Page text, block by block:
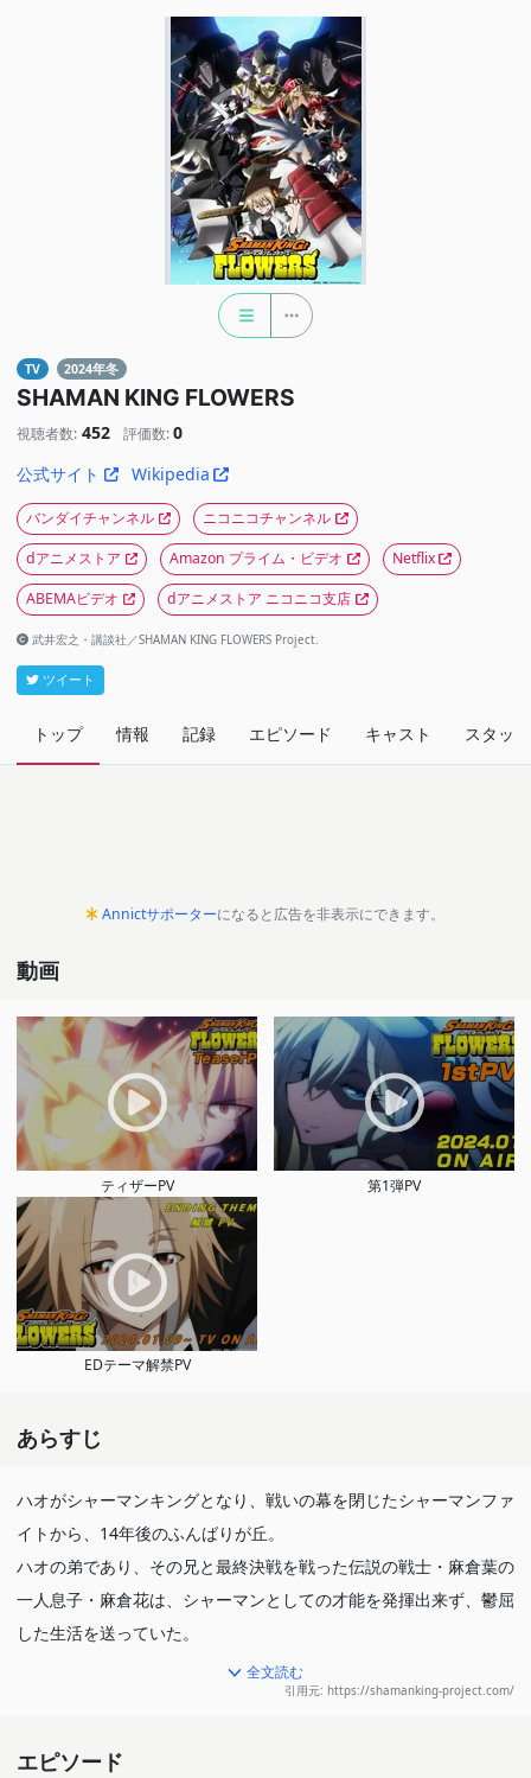
TV 2024年冬
SHAMAN KING FLOWERS
視聴者数: 452 評価数: 0
公式サイト
Wikipedia
バンダイチャンネル
ニコニコチャンネル
dアニメストア
Amazon プライム・ビデオ
Netflix
ABEMAビデオ
dアニメストア ニコニコ支店
武井宏之・講談社／SHAMAN KING FLOWERS Project.
ツイート
トップ 情報 記録 エピソード キャスト スタッフ
Annictサポーターになると広告を非表示にできます。
動画
ティザーPV 第1弾PV
EDテーマ解禁PV
あらすじ
ハオがシャーマンキングとなり、戦いの幕を閉じたシャーマンファ
イトから、14年後のふんばりが丘。
ハオの弟であり、その兄と最終決戦を戦った伝説の戦士・麻倉葉の
一人息子・麻倉花は、シャーマンとしての才能を発揮出来ず、鬱屈
した生活を送っていた。
その花の前に、もうひとつの麻倉家を名乗る二人が現れ…。
次世代シャーマン達の物語が幕を開ける！
全文読む
引用元: https://shamanking-project.com/
エピソード